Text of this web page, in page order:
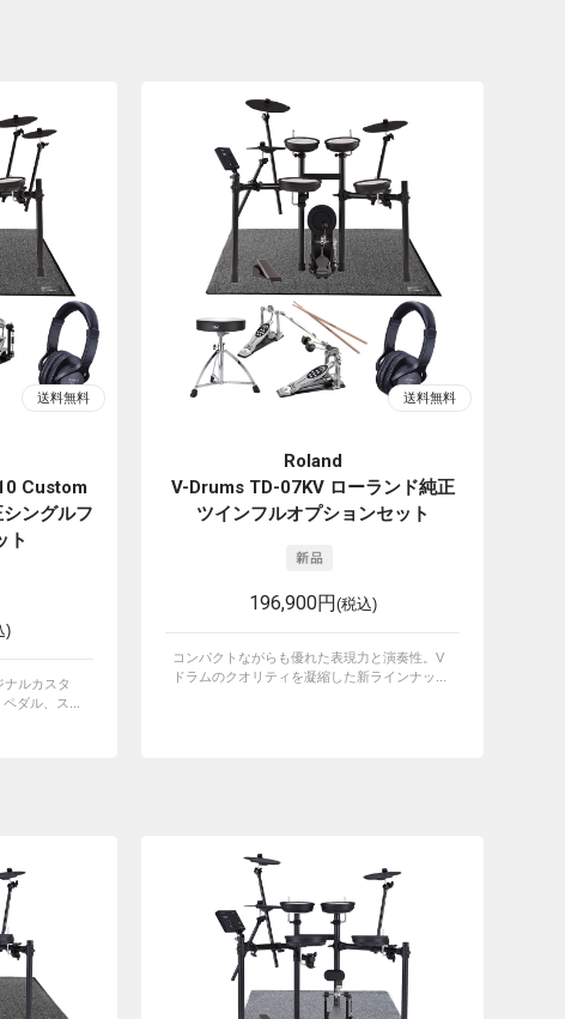
Custom
ングルフ
ト
)
ルカスタ
ダル、ス...
Roland
V-Drums TD-07KV ローランド純正
ツインフルオプションセット
196,900円(税込)
コンパクトながらも優れた表現力と演奏性。V
ドラムのクオリティを凝縮した新ラインナッ...